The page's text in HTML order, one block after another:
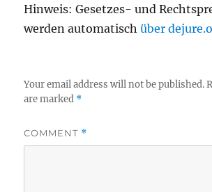
Hinweis: Gesetzes- und
werden automatischüber
Your email address will not be published.
are marked *
COMMENT *